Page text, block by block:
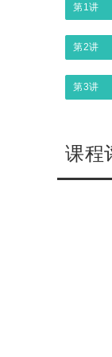
第1讲
第2讲
第3讲
课程